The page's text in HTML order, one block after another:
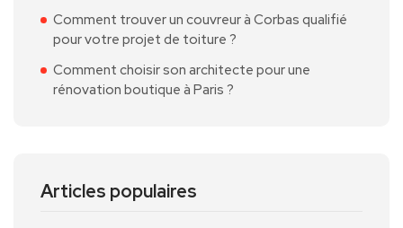
Comment trouver un couvreur à Corbas qualifié
pour votre projet de toiture ?
Comment choisir son architecte pour une
rénovation boutique à Paris ?
Articles populaires